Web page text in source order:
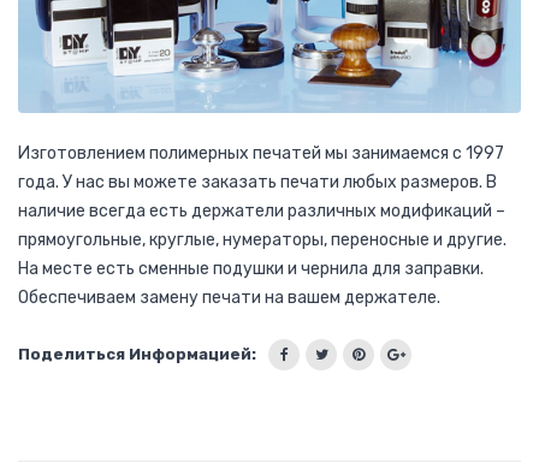
Изготовлением полимерных печатей мы занимаемся с 1997
года. У нас вы можете заказать печати любых размеров. В
наличие всегда есть держатели различных модификаций –
прямоугольные, круглые, нумераторы, переносные и другие.
На месте есть сменные подушки и чернила для заправки.
Обеспечиваем замену печати на вашем держателе.
Поделиться Информацией: